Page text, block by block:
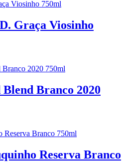
Graça Viosinho
Branco 2020
Reserva Branco